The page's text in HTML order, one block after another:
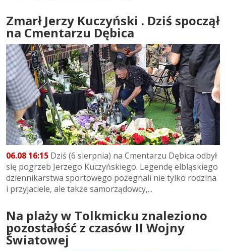
Zmarł Jerzy Kuczyński . Dziś spoczął
na Cmentarzu Dębica
06.08 16:15 Dziś (6 sierpnia) na Cmentarzu Dębica odbył
się pogrzeb Jerzego Kuczyńskiego. Legendę elbląskiego
dziennikarstwa sportowego pożegnali nie tylko rodzina
i przyjaciele, ale także samorządowcy,...
Na plaży w Tolkmicku znaleziono
pozostałość z czasów II Wojny
Światowej